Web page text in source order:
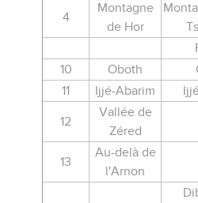
4
Montagne
de Hor
10
Oboth
11
Ijjé-Abarim
12
Vallée de
Zéred
13
Au-delà de
l'Arnon